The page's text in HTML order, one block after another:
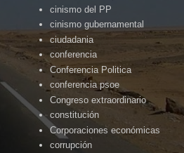
cinismo del PP
cinismo gubernamental
ciudadania
conferencia
Conferencia Politica
conferencia psoe
Congreso extraordinario
constitución
Corporaciones económicas
corrupción